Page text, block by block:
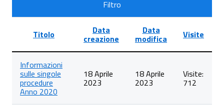
Filtro
degli
articoli
nella
categoria
Informazioni
Titolo Data
creazione
Data
modifica Visite
Informazioni
sulle singole
procedure
Anno 2020
18 Aprile
2023
18 Aprile
2023
Visite:
712